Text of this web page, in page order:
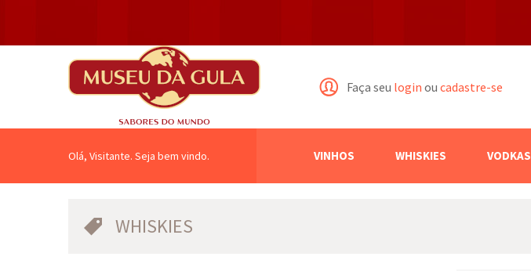
Faça seu login ou cadastre-se
Buscar
Olá, Visitante. Seja bem vindo. VINHOS WHISKIES VODKAS
WHISKIES